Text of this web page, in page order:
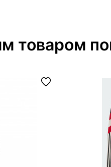
товаром